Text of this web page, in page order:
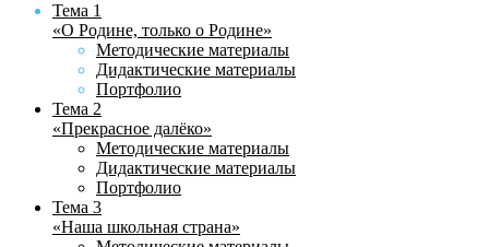
Тема 1
«О Родине, только о Родине»
Методические материалы
Дидактические материалы
Портфолио
Тема 2
«Прекрасное далёко»
Методические материалы
Дидактические материалы
Портфолио
Тема 3
«Наша школьная страна»